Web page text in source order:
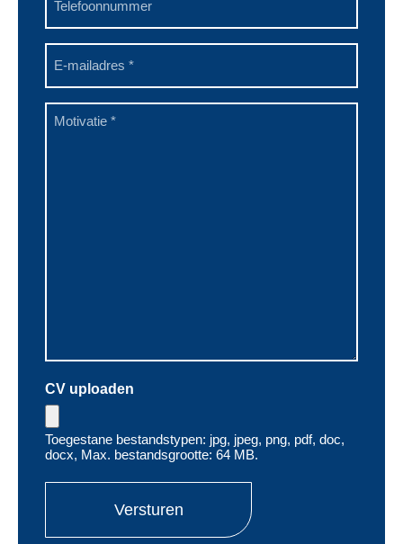
E-
mailadres
*
Motivatie
CV uploaden
Toegestane bestandstypen: jpg, jpeg, png, pdf, doc,
docx, Max. bestandsgrootte: 64 MB.